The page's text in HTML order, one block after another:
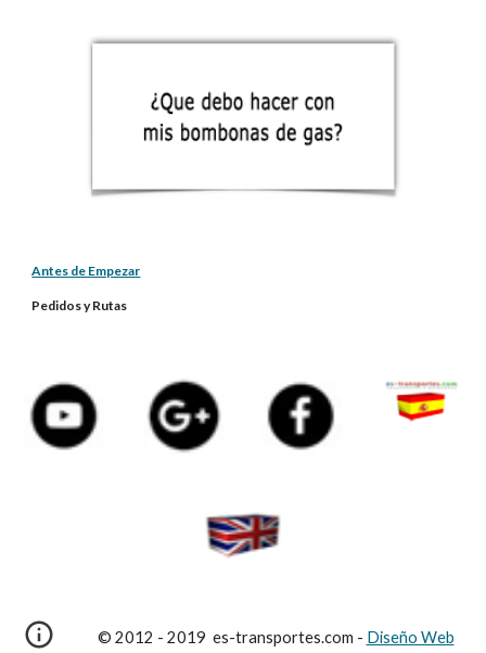
Antes de Empezar
Pedidos y Rutas
© 2012 - 2019 es-transportes.com - Diseño Web